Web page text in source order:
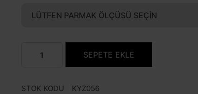
LÜTFEN PARMAK ÖLÇÜSÜ SEÇIN
SEPETE EKLE
STOK KODU KYZ056